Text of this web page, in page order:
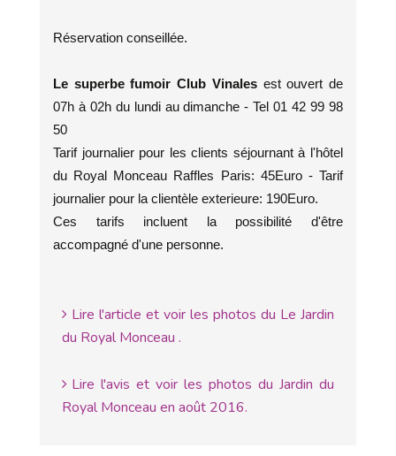
Réservation conseillée.
Le superbe fumoir Club Vinales est ouvert de
07h à 02h du lundi au dimanche - Tel 01 42 99 98
50
Tarif journalier pour les clients séjournant à l'hôtel
du Royal Monceau Raffles Paris: 45Euro - Tarif
journalier pour la clientèle exterieure: 190Euro.
Ces tarifs incluent la possibilité d'être
accompagné d'une personne.
Lire l'article et voir les photos du Le Jardin
du Royal Monceau .
Lire l'avis et voir les photos du Jardin du
Royal Monceau en août 2016.